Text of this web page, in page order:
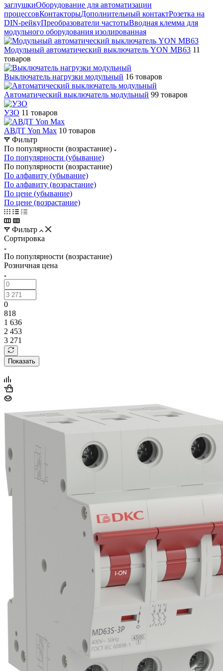
заглушкиОборудование для автоматизации
процессовКонтакторыДополнительный контактРозетка на
DIN-рейкуПреобразователи частотыВводная клемма для
модульного оборудования изолированная
Модульный автоматический выключатель YON MB63 11
товаров
Выключатель нагрузки модульный 16 товаров
Автоматический выключатель модульный 99 товаров
УЗО 11 товаров
АВДТ Yon Max 10 товаров
Фильтр
По популярности (возрастание)
По популярности (убывание)
По популярности (возрастание)
По алфавиту (убывание)
По алфавиту (возрастание)
По цене (убывание)
По цене (возрастание)
Фильтр
Сортировка
По популярности (возрастание)
Розничная цена
0
818
1 636
2 453
3 271
Показать